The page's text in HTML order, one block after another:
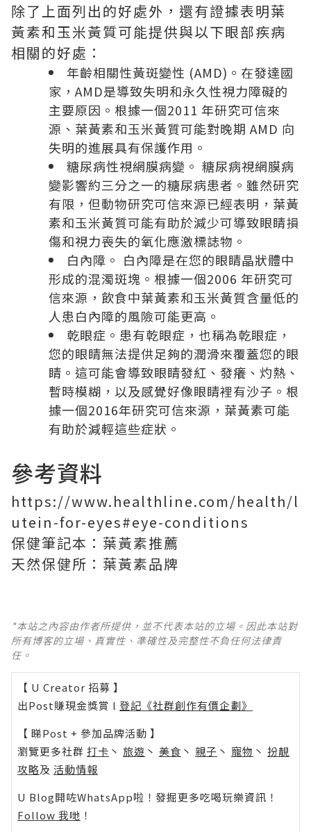
除了上面列出的好處外，還有證據表明葉
黃素和玉米黃質可能提供與以下眼部疾病
相關的好處：
年齡相關性黃斑變性 (AMD)。在發達國
家，AMD是導致失明和永久性視力障礙的
主要原因。根據一個2011 年研究可信來
源、葉黃素和玉米黃質可能對晚期 AMD 向
失明的進展具有保護作用。
糖尿病性視網膜病變。 糖尿病視網膜病
變影響約三分之一的糖尿病患者。雖然研究
有限，但動物研究可信來源已經表明，葉黃
素和玉米黃質可能有助於減少可導致眼睛損
傷和視力喪失的氧化應激標誌物。
白內障。 白內障是在您的眼睛晶狀體中
形成的混濁斑塊。根據一個2006 年研究可
信來源，飲食中葉黃素和玉米黃質含量低的
人患白內障的風險可能更高。
乾眼症。患有乾眼症，也稱為乾眼症，
您的眼睛無法提供足夠的潤滑來覆蓋您的眼
睛。這可能會導致眼睛發紅、發癢、灼熱、
暫時模糊，以及感覺好像眼睛裡有沙子。根
據一個2016年研究可信來源，葉黃素可能
有助於減輕這些症狀。
參考資料
https://www.healthline.com/health/l
utein-for-eyes#eye-conditions
保健筆記本： 葉黃素推薦
天然保健所： 葉黃素品牌
*本站之內容由作者所提供，並不代表本站的立場。因此本站對
所有博客的立場、真實性、準確性及完整性不負任何法律責
任。
【 U Creator 招募 】
出Post賺現金獎賞 l 登記《社群創作有價企劃》
【 睇Post + 參加品牌活動 】
瀏覽更多社群 打卡 丶 旅遊 丶 美食 丶 親子 丶 寵物 丶 扮靚
攻略及 活動情報
U Blog開咗WhatsApp啦！發掘更多吃喝玩樂資訊！
Follow 我哋 ！